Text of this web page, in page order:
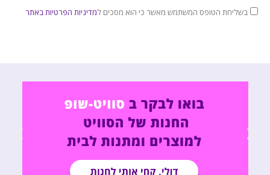
בשליחת הטופס המשתמש מאשר כי הוא מסכים למדיניות הפרטיות באתר